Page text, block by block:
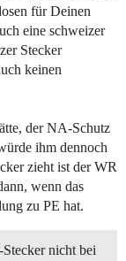
für Deinen
eine schweizer
Stecker
keinen
der NA-Schutz
ihm dennoch
zieht ist der WR
wenn das
zu PE hat.
nicht bei